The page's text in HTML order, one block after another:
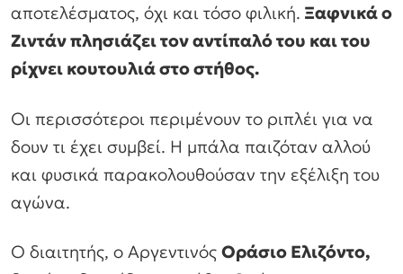
αποτελέσματος, όχι και τόσο φιλική. Ξαφνικά ο
Ζιντάν πλησιάζει τον αντίπαλό του και του
ρίχνει κουτουλιά στο στήθος.
Οι περισσότεροι περιμένουν το ριπλέι για να
δουν τι έχει συμβεί. Η μπάλα παιζόταν αλλού
και φυσικά παρακολουθούσαν την εξέλιξη του
αγώνα.
Ο διαιτητής, ο Αργεντινός Οράσιο Ελιζόντο,